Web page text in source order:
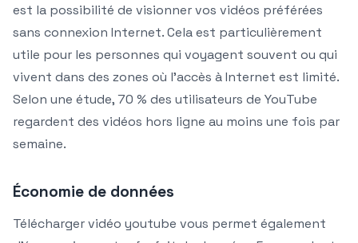
est la possibilité de visionner vos vidéos préférées
sans connexion Internet. Cela est particulièrement
utile pour les personnes qui voyagent souvent ou qui
vivent dans des zones où l’accès à Internet est limité.
Selon une étude, 70 % des utilisateurs de YouTube
regardent des vidéos hors ligne au moins une fois par
semaine.
Économie de données
Télécharger vidéo youtube vous permet également